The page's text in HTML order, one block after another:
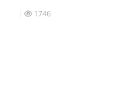
1746